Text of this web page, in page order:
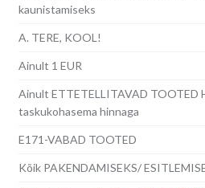
kaunistamiseks
A. TERE, KOOL!
Ainult 1 EUR
Ainult ETTETELLITAVAD TOOTED
taskukohasema hinnaga
E171-VABAD TOOTED
Kõik PAKENDAMISEKS/